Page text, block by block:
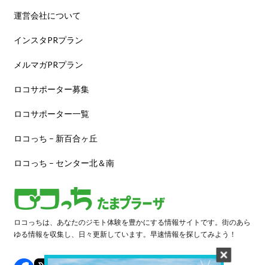
運営会社について
インスタPRプラン
メルマガPRプラン
ロコサポーター募集
ロコサポーター一覧
ロコっち – 新百合ヶ丘
ロコっち – センター北＆南
ロコっちは、あなたのジモト体験を豊かにする情報サイトです。街のあら
ゆる情報を収集し、日々更新しています。早速情報を探してみよう！